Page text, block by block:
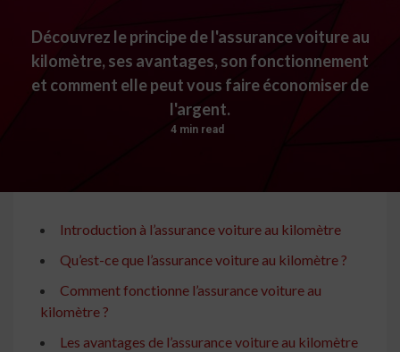
Découvrez le principe de l'assurance voiture au
kilomètre, ses avantages, son fonctionnement
et comment elle peut vous faire économiser de
l'argent.
4 min read
Introduction à l’assurance voiture au kilomètre
Qu’est-ce que l’assurance voiture au kilomètre ?
Comment fonctionne l’assurance voiture au
kilomètre ?
Les avantages de l’assurance voiture au kilomètre